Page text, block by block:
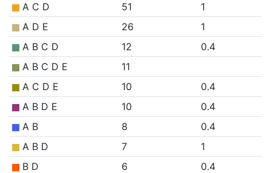
A C D
51
1
A D E
26
1
A B C D
12
0.4
A B C D E
11
A C D E
10
0.4
A B D E
10
0.4
A B
8
0.4
A B D
7
1
B D
6
0.4